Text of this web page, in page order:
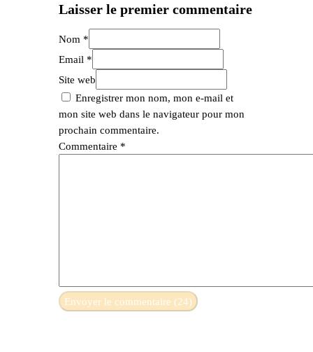
Laisser le premier commentaire
Nom *
Email *
Site web
Enregistrer mon nom, mon e-mail et
mon site web dans le navigateur pour mon
prochain commentaire.
Commentaire *